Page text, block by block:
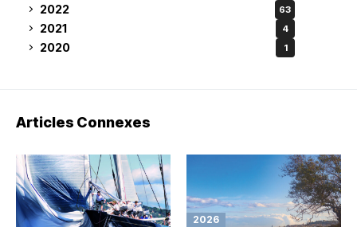
2022 63
2021 4
2020 1
Articles Connexes
2026